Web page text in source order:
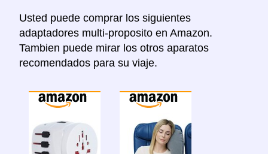
Usted puede comprar los siguientes
adaptadores multi-proposito en Amazon.
Tambien puede mirar los otros aparatos
recomendados para su viaje.